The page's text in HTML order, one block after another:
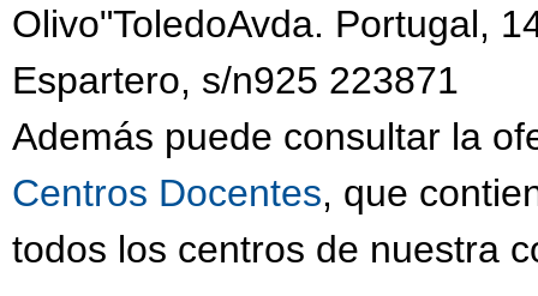
Olivo"ToledoAvda. Portugal,
Espartero, s/n925 223871
Además puede consultar la
Centros Docentes, que
todos los centros de nuestra